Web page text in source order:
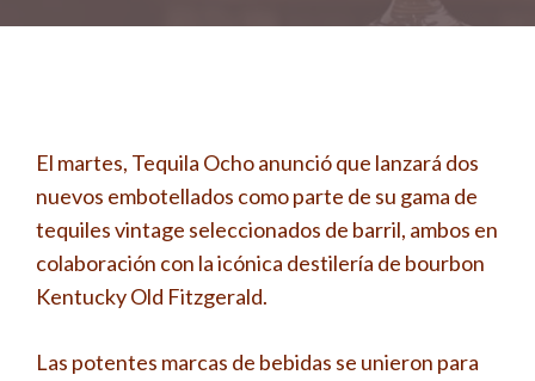
El martes, Tequila Ocho anunció que lanzará dos
nuevos embotellados como parte de su gama de
tequiles vintage seleccionados de barril, ambos en
colaboración con la icónica destilería de bourbon
Kentucky Old Fitzgerald.
Las potentes marcas de bebidas se unieron para